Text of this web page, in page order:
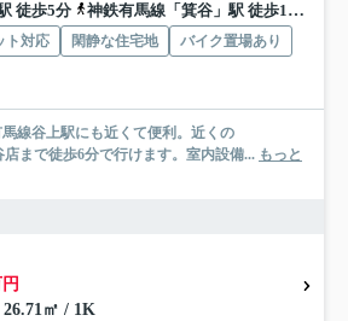
徒歩5分
神鉄有馬線「箕谷」駅 徒歩18分
ト対応 閑静な住宅地
バイク置場あり
線谷上駅にも近くて便利。近くの
まで徒歩6分で行けます。室内設備... もっと
㎡ / 1K